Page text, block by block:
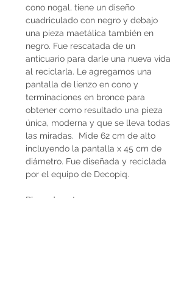
cono nogal, tiene un diseño
cuadriculado con negro y debajo
una pieza maetálica también en
negro. Fue rescatada de un
anticuario para darle una nueva vida
al reciclarla. Le agregamos una
pantalla de lienzo en cono y
terminaciones en bronce para
obtener como resultado una pieza
única, moderna y que se lleva todas
las miradas. Mide 62 cm de alto
incluyendo la pantalla x 45 cm de
diámetro. Fue diseñada y reciclada
por el equipo de Decopiq.
Plazo de entrega